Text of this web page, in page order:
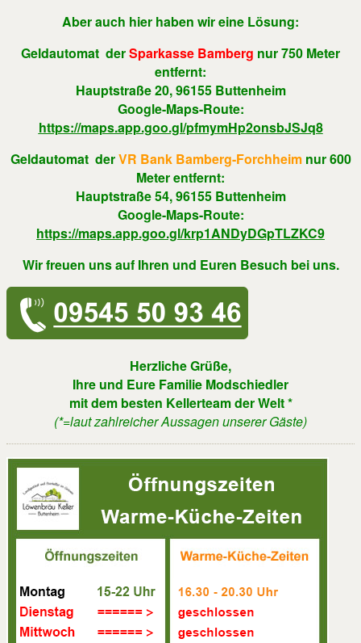
Aber auch hier haben wir eine Lösung:
Geldautomat derSparkasse Bamberg nur 750 Meter
entfernt:
Hauptstraße 20, 96155 Buttenheim
Google-Maps-Route:
https://maps.app.goo.gl/pfmymHp2onsbJSJq8
Geldautomat derVR Bank Bamberg-Forchheimnur 600
Meter entfernt:
Hauptstraße 54, 96155 Buttenheim
Google-Maps-Route:
https://maps.app.goo.gl/krp1ANDyDGpTLZKC9
Wir freuen uns auf Ihren und Euren Besuch bei uns.
Herzliche Grüße,
Ihre und Eure Familie Modschiedler
mit dem besten Kellerteam der Welt *
(*=laut zahlreicher Aussagen unserer Gäste)